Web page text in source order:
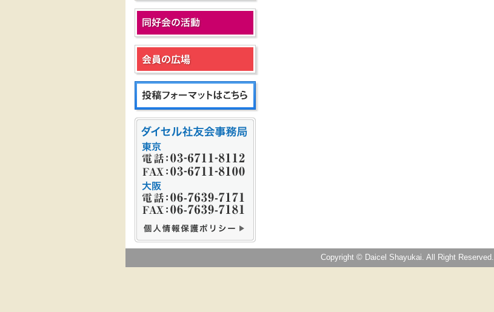
Copyright © Daicel Shayukai. All Right Reserved.